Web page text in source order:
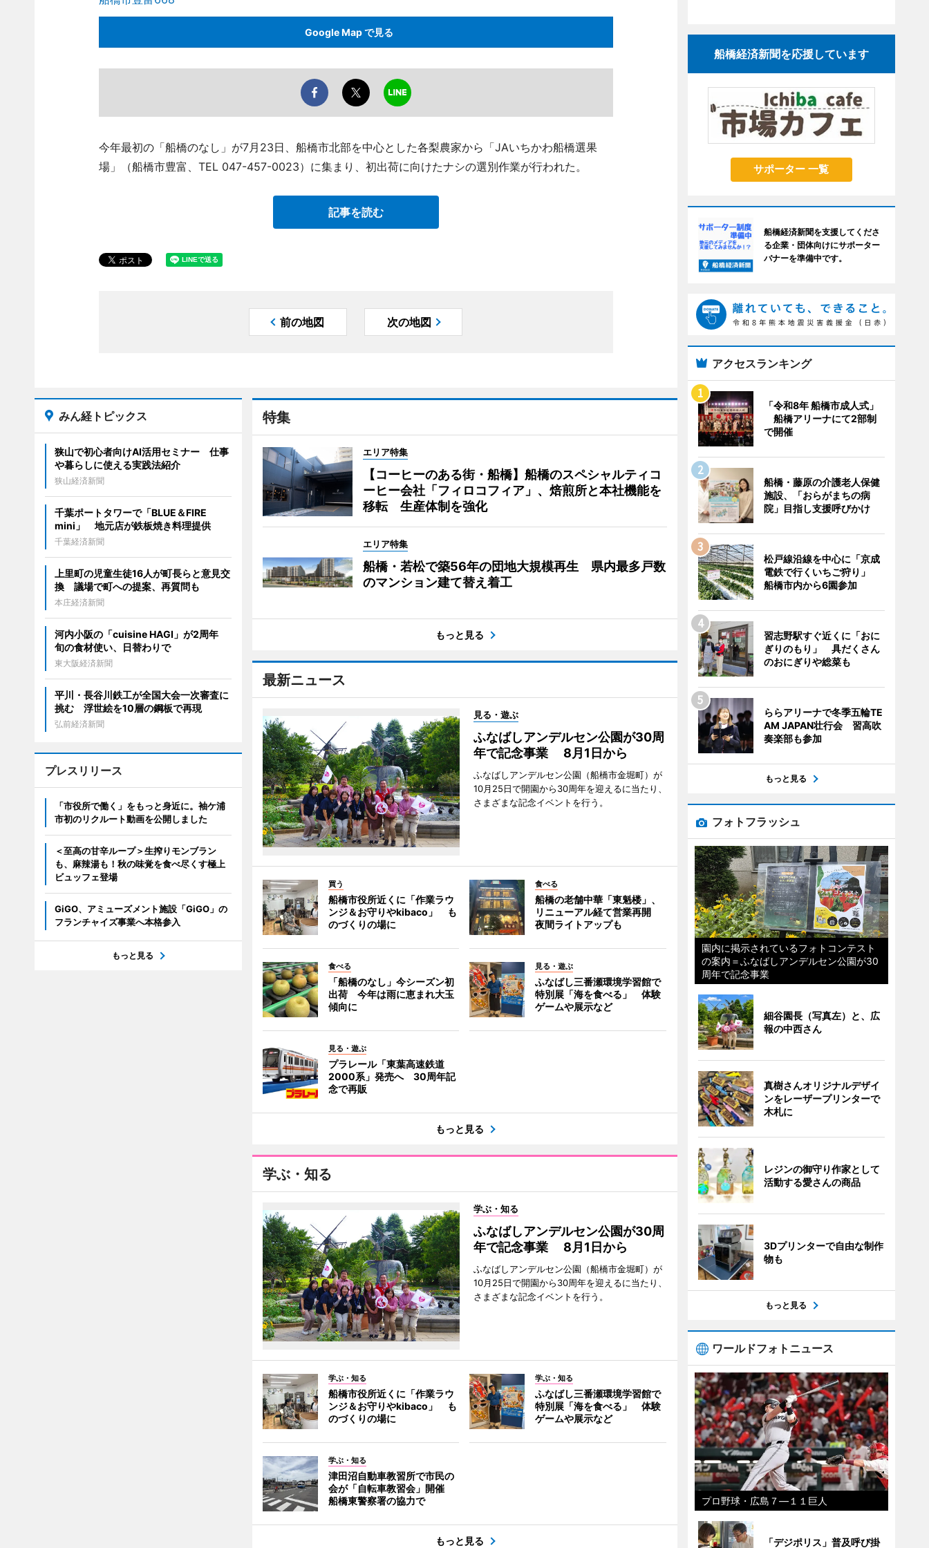
Google Map で見る
今年最初の「船橋のなし」が7月23日、船橋市北部を中心とした各梨農家から「JAいちかわ船橋選果
場」（船橋市豊富、TEL 047-457-0023）に集まり、初出荷に向けたナシの選別作業が行われた。
記事を読む
前の地図 次の地図
特集
エリア特集
【コーヒーのある街・船橋】船橋のスペシャルティコ
ーヒー会社「フィロコフィア」、焙煎所と本社機能を
移転 生産体制を強化
エリア特集
船橋・若松で築56年の団地大規模再生 県内最多戸数
のマンション建て替え着工
もっと見る
最新ニュース
見る・遊ぶ
ふなばしアンデルセン公園が30周
年で記念事業 8月1日から
ふなばしアンデルセン公園（船橋市金堀町）が
10月25日で開園から30周年を迎えるに当たり、
さまざまな記念イベントを行う。
買う
船橋市役所近くに「作業ラウ
ンジ＆お守りやkibaco」 も
のづくりの場に
食べる
船橋の老舗中華「東魁楼」、
リニューアル経て営業再開
夜間ライトアップも
食べる
「船橋のなし」今シーズン初
出荷 今年は雨に恵まれ大玉
傾向に
見る・遊ぶ
ふなばし三番瀬環境学習館で
特別展「海を食べる」 体験
ゲームや展示など
見る・遊ぶ
プラレール「東葉高速鉄道
2000系」発売へ 30周年記
念で再販
もっと見る
学ぶ・知る
学ぶ・知る
ふなばしアンデルセン公園が30周
年で記念事業 8月1日から
ふなばしアンデルセン公園（船橋市金堀町）が
10月25日で開園から30周年を迎えるに当たり、
さまざまな記念イベントを行う。
学ぶ・知る
船橋市役所近くに「作業ラウ
ンジ＆お守りやkibaco」 も
のづくりの場に
学ぶ・知る
ふなばし三番瀬環境学習館で
特別展「海を食べる」 体験
ゲームや展示など
学ぶ・知る
津田沼自動車教習所で市民の
会が「自転車教習会」開催
船橋東警察署の協力で
もっと見る
みん経トピックス
狭山で初心者向けAI活用セミナー 仕事
や暮らしに使える実践法紹介
狭山経済新聞
千葉ポートタワーで「BLUE＆FIRE
mini」 地元店が鉄板焼き料理提供
千葉経済新聞
上里町の児童生徒16人が町長らと意見交
換 議場で町への提案、再質問も
本庄経済新聞
河内小阪の「cuisine HAGI」が2周年
旬の食材使い、日替わりで
東大阪経済新聞
平川・長谷川鉄工が全国大会一次審査に
挑む 浮世絵を10層の鋼板で再現
弘前経済新聞
プレスリリース
「市役所で働く」をもっと身近に。袖ケ浦
市初のリクルート動画を公開しました
＜至高の甘辛ループ＞生搾りモンブラン
も、麻辣湯も！秋の味覚を食べ尽くす極上
ビュッフェ登場
GiGO、アミューズメント施設「GiGO」の
フランチャイズ事業へ本格参入
もっと見る
船橋経済新聞を応援しています
サポーター 一覧
船橋経済新聞を支援してくださ
る企業・団体向けにサポーター
バナーを準備中です。
アクセスランキング
「令和8年 船橋市成人式」
船橋アリーナにて2部制
で開催
船橋・藤原の介護老人保健
施設、「おらがまちの病
院」目指し支援呼びかけ
松戸線沿線を中心に「京成
電鉄で行くいちご狩り」
船橋市内から6園参加
習志野駅すぐ近くに「おに
ぎりのもり」 具だくさん
のおにぎりや総菜も
ららアリーナで冬季五輪TE
AM JAPAN壮行会 習高吹
奏楽部も参加
もっと見る
フォトフラッシュ
園内に掲示されているフォトコンテスト
の案内＝ふなばしアンデルセン公園が30
周年で記念事業
細谷園長（写真左）と、広
報の中西さん
真樹さんオリジナルデザイ
ンをレーザープリンターで
木札に
レジンの御守り作家として
活動する愛さんの商品
3Dプリンターで自由な制作
物も
もっと見る
ワールドフォトニュース
プロ野球・広島７―１１巨人
「デジポリス」普及呼び掛